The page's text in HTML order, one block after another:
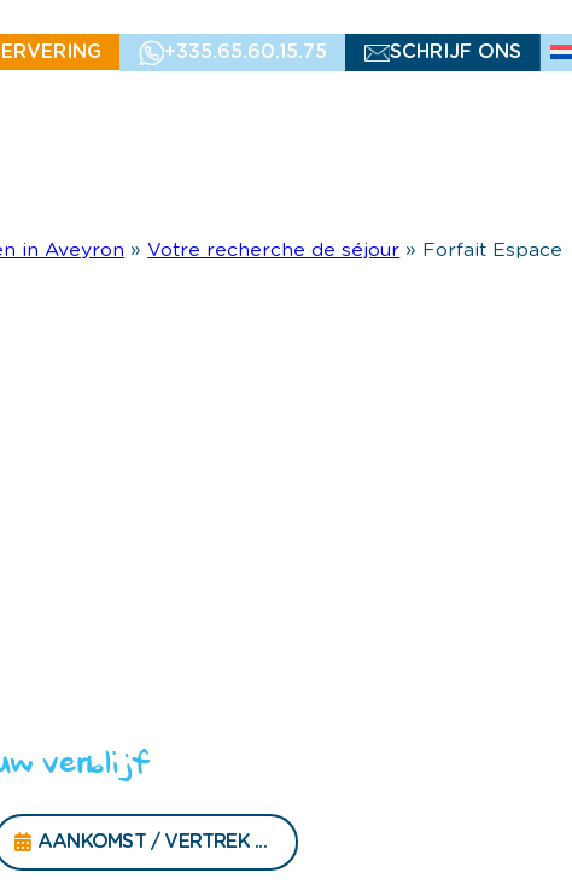
+335.65.60.15.75 SCHRIJF ONS
in Aveyron »Votre recherche de séjour » Forfait Espace
verblijf